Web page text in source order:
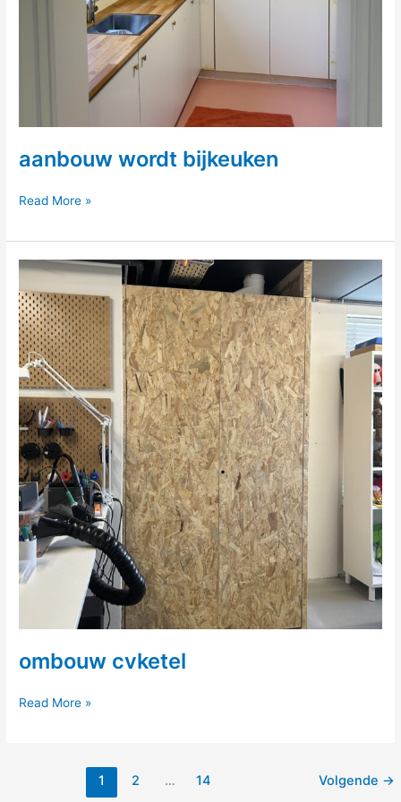
aanbouw wordt bijkeuken
aanbouw
bijkeuken
Read More »
ombouw cvketel
ombouw
Read More »
1 2 … 14 Volgende →